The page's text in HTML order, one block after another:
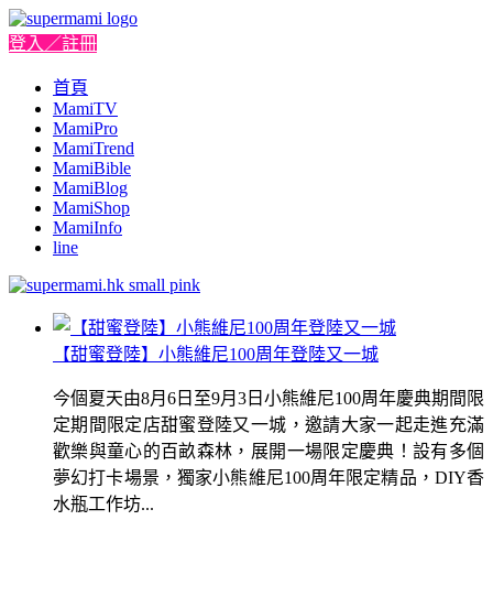
登入／註冊
首頁
MamiTV
MamiPro
MamiTrend
MamiBible
MamiBlog
MamiShop
MamiInfo
line
【甜蜜登陸】小熊維尼100周年登陸又一城
今個夏天由8月6日至9月3日小熊維尼100周年慶典期間限
定期間限定店甜蜜登陸又一城，邀請大家一起走進充滿
歡樂與童心的百畝森林，展開一場限定慶典！設有多個
夢幻打卡場景，獨家小熊維尼100周年限定精品，DIY香
水瓶工作坊...